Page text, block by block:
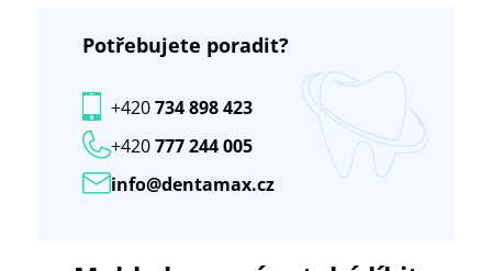
Potřebujete poradit?
info@dentamax.cz
+420777 244 005
+420734 898 423